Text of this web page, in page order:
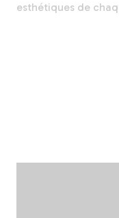
esthétiques de